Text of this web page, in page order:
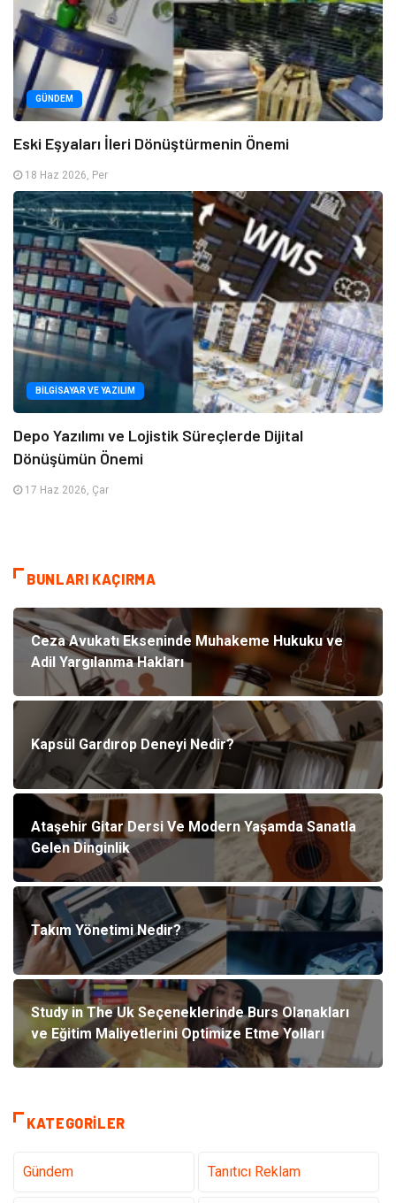
GÜNDEM
Eski Eşyaları İleri Dönüştürmenin Önemi
18 Haz 2026, Per
BILGISAYAR VE YAZILIM
Depo Yazılımı ve Lojistik Süreçlerde Dijital
Dönüşümün Önemi
17 Haz 2026, Çar
BUNLARI KAÇIRMA
Ceza Avukatı Ekseninde Muhakeme Hukuku ve
Adil Yargılanma Hakları
Kapsül Gardırop Deneyi Nedir?
Ataşehir Gitar Dersi Ve Modern Yaşamda Sanatla
Gelen Dinginlik
Takım Yönetimi Nedir?
Study in The Uk Seçeneklerinde Burs Olanakları
ve Eğitim Maliyetlerini Optimize Etme Yolları
KATEGORILER
Gündem Tanıtıcı Reklam